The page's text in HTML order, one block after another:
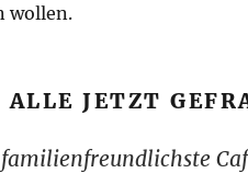
wollen.
JETZT
familienfreundlichste